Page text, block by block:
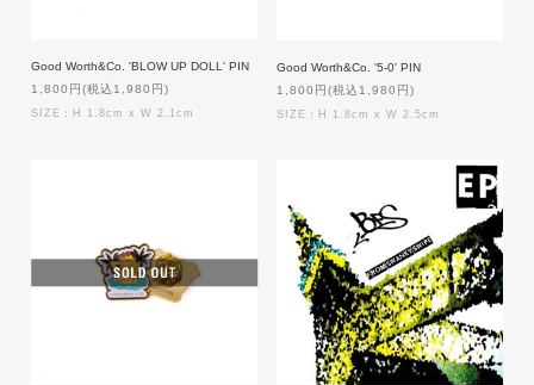
Good Worth&Co. 'BLOW UP DOLL' PIN
1,800円(税込1,980円)
SIZE：H 1.8cm x W 2.1cm
Good Worth&Co. '5-0' PIN
1,800円(税込1,980円)
SIZE：H 1.8cm x W 2.5cm